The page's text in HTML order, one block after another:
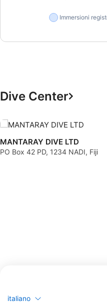
Dive Center
MANTARAY DIVE LTD
PO Box 42 PD, 1234 NADI, Fiji
italiano